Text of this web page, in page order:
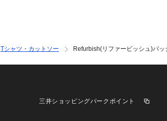
Tシャツ・カットソー Refurbish(リファービッシュ)バ
三井ショッピングパークポイント